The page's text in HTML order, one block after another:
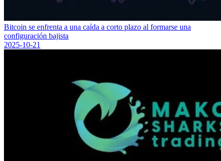
Bitcoin se enfrenta a una caída a corto plazo al formarse una
configuración bajista
2025-10-21